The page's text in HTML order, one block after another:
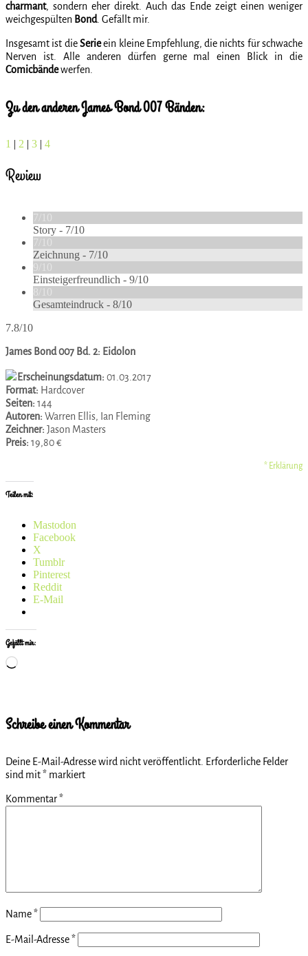
charmant, sondern eher direkt. Auch das Ende zeigt einen weniger
weichgespülten Bond. Gefällt mir.
Insgesamt ist dieSerieein kleine Empfehlung, die nichts für schwache
Nerven ist. Alle anderen dürfen gerne mal einen Blick in die
Comicbändewerfen.
Zu den anderen James Bond 007 Bänden:
1 | 2 | 3 | 4
Review
7/10
Story - 7/10
7/10
Zeichnung - 7/10
9/10
Einsteigerfreundlich - 9/10
8/10
Gesamteindruck - 8/10
7.8/10
James Bond 007 Bd. 2: Eidolon
Erscheinungsdatum: 01.03.2017
Format: Hardcover
Seiten: 144
Autoren: Warren Ellis, Ian Fleming
Zeichner: Jason Masters
Preis: 19,80 €
* Erklärung
Teilen mit:
Mastodon
Facebook
X
Tumblr
Pinterest
Reddit
E-Mail
Gefällt mir:
Wird
Schreibe einen Kommentar
Deine E-Mail-Adresse wird nicht veröffentlicht. Erforderliche Felder
sind mit* markiert
Kommentar*
Name*
E-Mail-Adresse*